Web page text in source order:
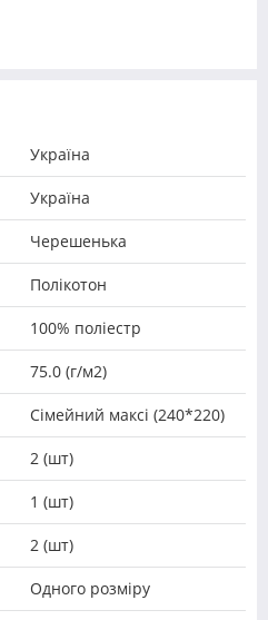
Україна
Україна
Черешенька
Полікотон
100% поліестр
75.0 (г/м2)
Сімейний максі (240*220)
2 (шт)
1 (шт)
2 (шт)
Одного розміру